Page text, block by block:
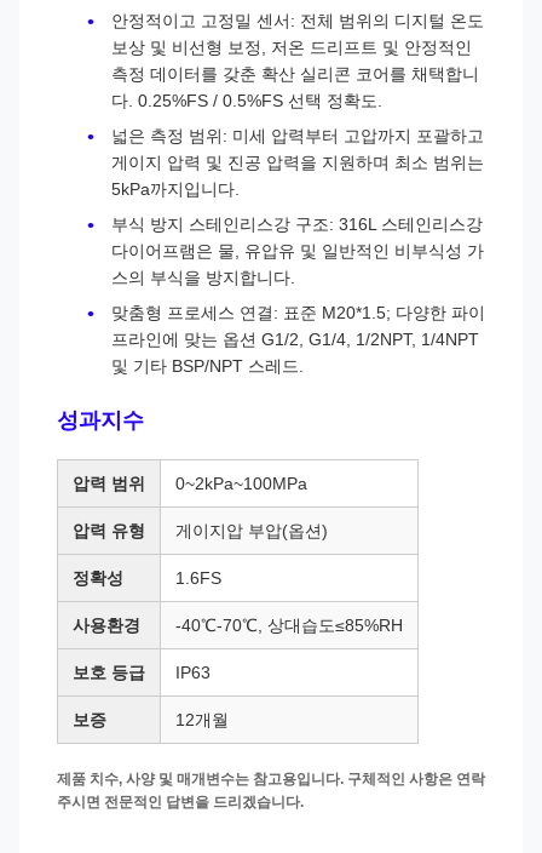
안정적이고 고정밀 센서: 전체 범위의 디지털 온도
보상 및 비선형 보정, 저온 드리프트 및 안정적인
측정 데이터를 갖춘 확산 실리콘 코어를 채택합니
다. 0.25%FS / 0.5%FS 선택 정확도.
넓은 측정 범위: 미세 압력부터 고압까지 포괄하고
게이지 압력 및 진공 압력을 지원하며 최소 범위는
5kPa까지입니다.
부식 방지 스테인리스강 구조: 316L 스테인리스강
다이어프램은 물, 유압유 및 일반적인 비부식성 가
스의 부식을 방지합니다.
맞춤형 프로세스 연결: 표준 M20*1.5; 다양한 파이
프라인에 맞는 옵션 G1/2, G1/4, 1/2NPT, 1/4NPT
및 기타 BSP/NPT 스레드.
성과지수
압력 범위 0~2kPa~100MPa
압력 유형 게이지압 부압(옵션)
정확성 1.6FS
사용환경 -40℃-70℃, 상대습도≤85%RH
보호 등급 IP63
보증 12개월
제품 치수, 사양 및 매개변수는 참고용입니다. 구체적인 사항은 연락
주시면 전문적인 답변을 드리겠습니다.